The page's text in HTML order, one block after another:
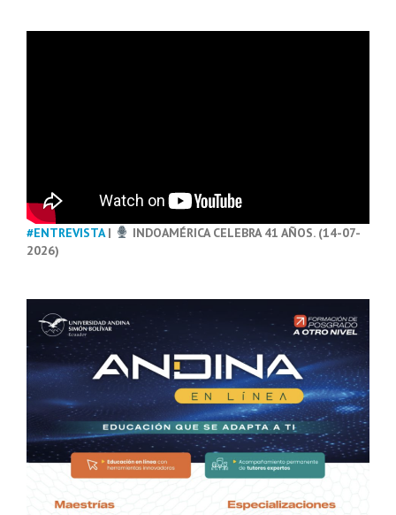
#ENTREVISTA|
INDOAMÉRICA CELEBRA 41 AÑOS. (14-07-
2026)